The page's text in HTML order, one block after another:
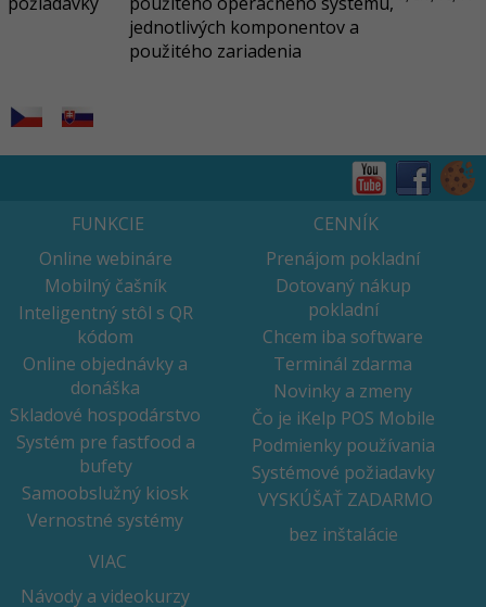
jednotlivých komponentov a
použitého zariadenia
FUNKCIE
Online webináre
Mobilný čašník
Inteligentný stôl s QR
kódom
Online objednávky a
donáška
Skladové hospodárstvo
Systém pre fastfood a
bufety
Samoobslužný kiosk
Vernostné systémy
CENNÍK
Prenájom pokladní
Dotovaný nákup
pokladní
Chcem iba software
Terminál zdarma
Novinky a zmeny
Čo je iKelp POS Mobile
Podmienky používania
Systémové požiadavky
VYSKÚŠAŤ ZADARMO
bez inštalácie
VIAC
Návody a videokurzy